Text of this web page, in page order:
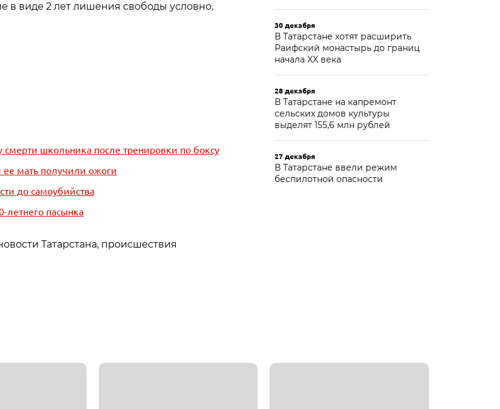
в виде 2 лет лишения свободы условно,
смерти школьника после тренировки по боксу
ее мать получили ожоги
до самоубийства
летнего пасынка
Татарстана, происшествия
30 декабря
В Татарстане хотят расширить
Раифский монастырь до границ
начала XX века
28 декабря
В Татарстане на капремонт
сельских домов культуры
выделят 155,6 млн рублей
27 декабря
В Татарстане ввели режим
беспилотной опасности